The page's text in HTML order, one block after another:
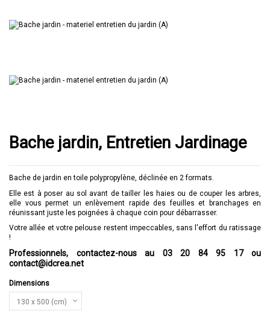
Bache jardin, Entretien Jardinage
Bache de jardin en toile polypropylène, déclinée en 2 formats.
Elle est à poser au sol avant de tailler les haies ou de couper les arbres,
elle vous permet un enlèvement rapide des feuilles et branchages en
réunissant juste les poignées à chaque coin pour débarrasser.
Votre allée et votre pelouse restent impeccables, sans l'effort du ratissage
!
Professionnels, contactez-nous au 03 20 84 95 17 ou
contact@idcrea.net
Dimensions